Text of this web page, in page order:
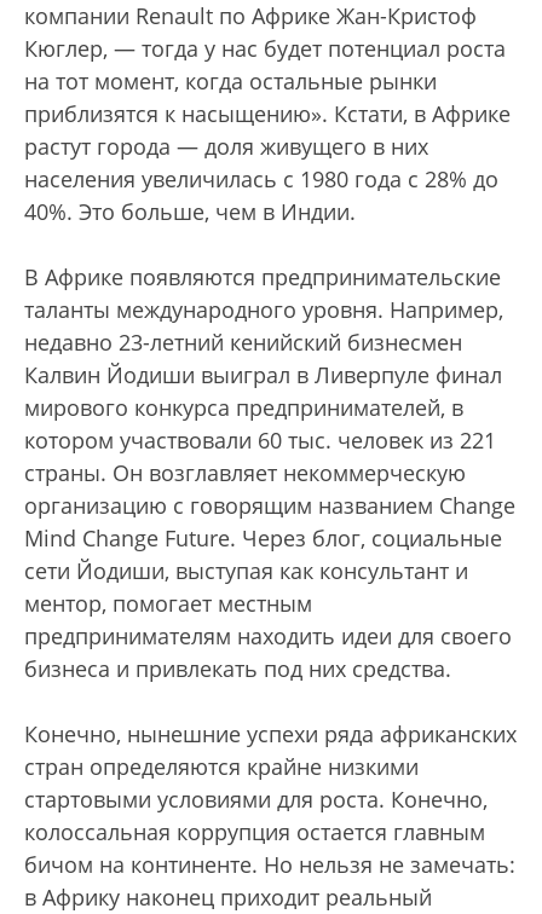
компании Renault по Африке Жан-Кристоф
Кюглер, — тогда у нас будет потенциал роста
на тот момент, когда остальные рынки
приблизятся к насыщению». Кстати, в Африке
растут города — доля живущего в них
населения увеличилась с 1980 года с 28% до
40%. Это больше, чем в Индии.
В Африке появляются предпринимательские
таланты международного уровня. Например,
недавно 23-летний кенийский бизнесмен
Калвин Йодиши выиграл в Ливерпуле финал
мирового конкурса предпринимателей, в
котором участвовали 60 тыс. человек из 221
страны. Он возглавляет некоммерческую
организацию с говорящим названием Change
Mind Change Future. Через блог, социальные
сети Йодиши, выступая как консультант и
ментор, помогает местным
предпринимателям находить идеи для своего
бизнеса и привлекать под них средства.
Конечно, нынешние успехи ряда африканских
стран определяются крайне низкими
стартовыми условиями для роста. Конечно,
колоссальная коррупция остается главным
бичом на континенте. Но нельзя не замечать:
в Африку наконец приходит реальный